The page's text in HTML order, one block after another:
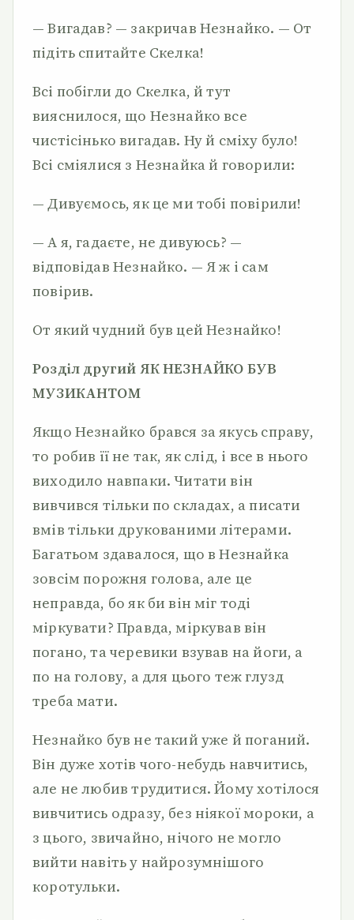
— Вигадав? — закричав Незнайко. — От
підіть спитайте Скелка!
Всі побігли до Скелка, й тут
вияснилося, що Незнайко все
чистісінько вигадав. Ну й сміху було!
Всі сміялися з Незнайка й говорили:
— Дивуємось, як це ми тобі повірили!
— А я, гадаєте, не дивуюсь? —
відповідав Незнайко. — Я ж і сам
повірив.
От який чудний був цей Незнайко!
Розділ другий ЯК НЕЗНАЙКО БУВ
МУЗИКАНТОМ
Якщо Незнайко брався за якусь справу,
то робив її не так, як слід, і все в нього
виходило навпаки. Читати він
вивчився тільки по складах, а писати
вмів тільки друкованими літерами.
Багатьом здавалося, що в Незнайка
зовсім порожня голова, але це
неправда, бо як би він міг тоді
міркувати? Правда, міркував він
погано, та черевики взував на йоги, а
по на голову, а для цього теж глузд
треба мати.
Незнайко був не такий уже й поганий.
Він дуже хотів чого-небудь навчитись,
але не любив трудитися. Йому хотілося
вивчитись одразу, без ніякої мороки, а
з цього, звичайно, нічого не могло
вийти навіть у найрозумнішого
коротульки.